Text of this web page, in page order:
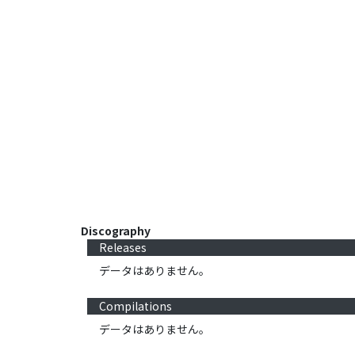
Discography
Releases
データはありません。
Compilations
データはありません。